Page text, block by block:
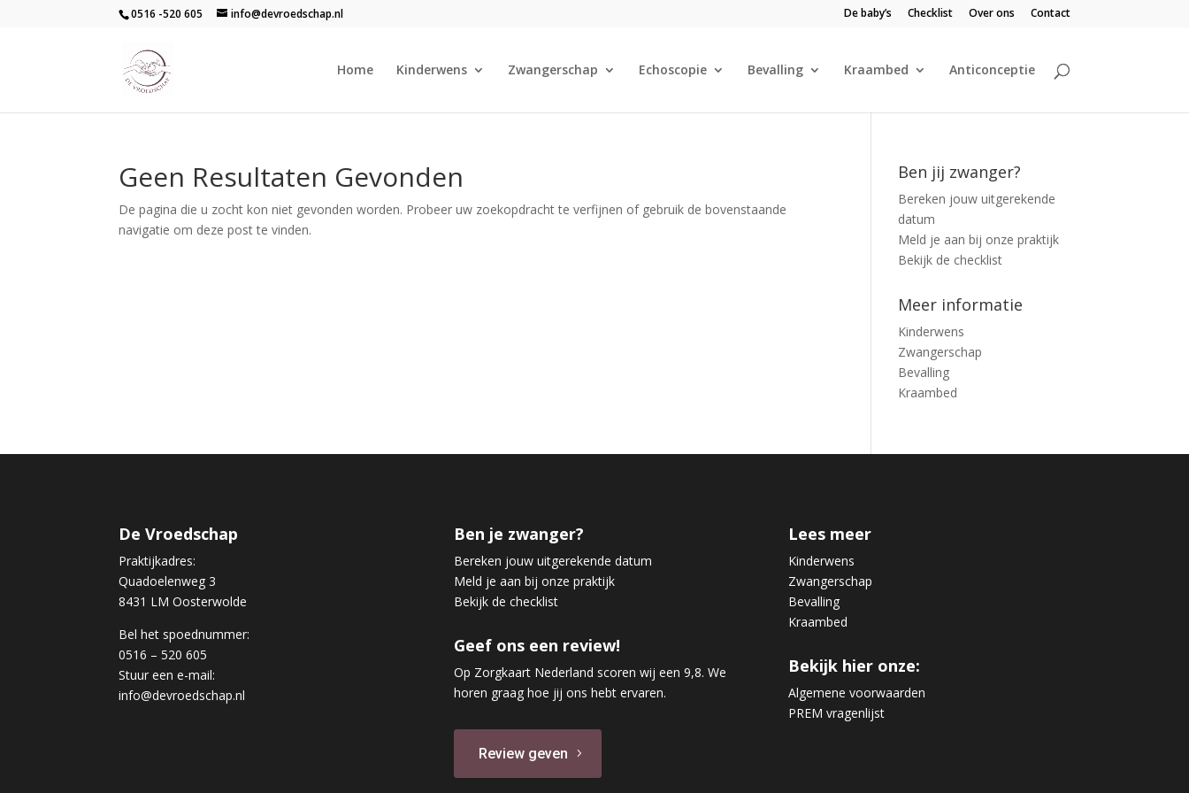
0516 -520 605 info@devroedschap.nl De baby’s Checklist Over ons Contact
Home Kinderwens Zwangerschap Echoscopie Bevalling Kraambed Anticonceptie
Geen Resultaten Gevonden
De pagina die u zocht kon niet gevonden worden. Probeer uw zoekopdracht te verfijnen of gebruik de bovenstaande
navigatie om deze post te vinden.
Ben jij zwanger?
Bereken jouw uitgerekende
datum
Meld je aan bij onze praktijk
Bekijk de checklist
Meer informatie
Kinderwens
Zwangerschap
Bevalling
Kraambed
De Vroedschap
Praktijkadres:
Quadoelenweg 3
8431 LM Oosterwolde
Bel het spoednummer:
0516 – 520 605
Stuur een e-mail:
info@devroedschap.nl
Ben je zwanger?
Bereken jouw uitgerekende datum
Meld je aan bij onze praktijk
Bekijk de checklist
Geef ons een review!
Op Zorgkaart Nederland scoren wij een 9,8. We
horen graag hoe jij ons hebt ervaren.
Review geven
Lees meer
Kinderwens
Zwangerschap
Bevalling
Kraambed
Bekijk hier onze:
Algemene voorwaarden
PREM vragenlijst